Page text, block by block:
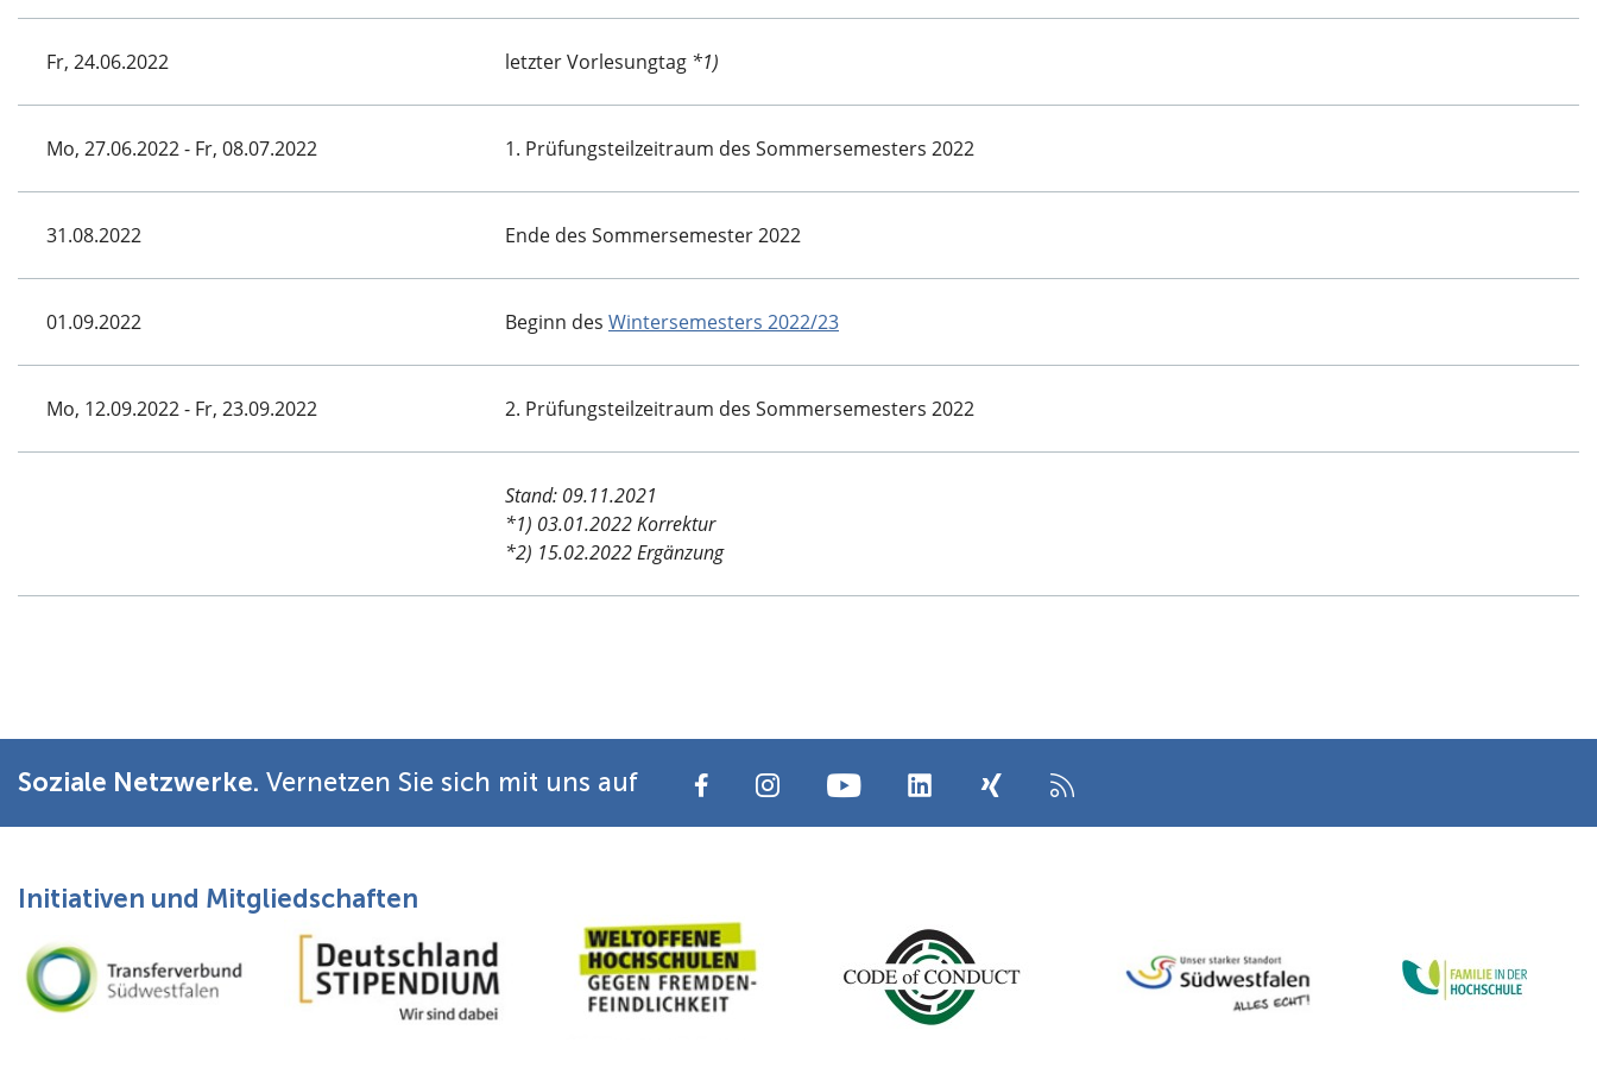
Fr, 24.06.2022 letzter Vorlesungtag *1)
Mo, 27.06.2022 - Fr, 08.07.2022 1. Prüfungsteilzeitraum des Sommersemesters 2022
31.08.2022 Ende des Sommersemester 2022
01.09.2022 Beginn des Wintersemesters 2022/23
Mo, 12.09.2022 - Fr, 23.09.2022 2. Prüfungsteilzeitraum des Sommersemesters 2022
Stand: 09.11.2021
*1) 03.01.2022 Korrektur
*2) 15.02.2022 Ergänzung
Soziale Netzwerke. Vernetzen Sie sich mit uns auf
Initiativen und Mitgliedschaften